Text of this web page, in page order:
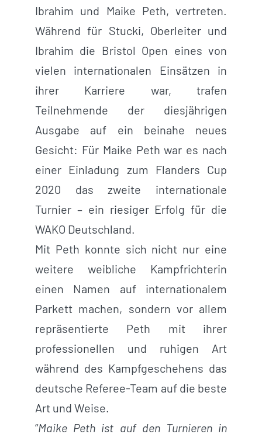
Ibrahim und Maike Peth, vertreten.
Während für Stucki, Oberleiter und
Ibrahim die Bristol Open eines von
vielen internationalen Einsätzen in
ihrer Karriere war, trafen
Teilnehmende der diesjährigen
Ausgabe auf ein beinahe neues
Gesicht: Für Maike Peth war es nach
einer Einladung zum Flanders Cup
2020 das zweite internationale
Turnier – ein riesiger Erfolg für die
WAKO Deutschland.
Mit Peth konnte sich nicht nur eine
weitere weibliche Kampfrichterin
einen Namen auf internationalem
Parkett machen, sondern vor allem
repräsentierte Peth mit ihrer
professionellen und ruhigen Art
während des Kampfgeschehens das
deutsche Referee-Team auf die beste
Art und Weise.
“Maike Peth ist auf den Turnieren in